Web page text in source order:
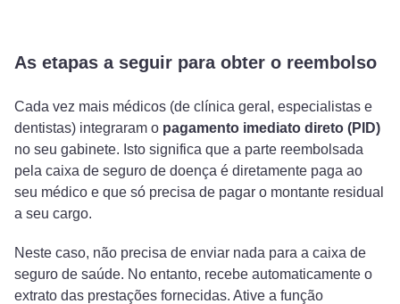
As etapas a seguir para obter o reembolso
Cada vez mais médicos (de clínica geral, especialistas e
dentistas) integraram o pagamento imediato direto (PID)
no seu gabinete. Isto significa que a parte reembolsada
pela caixa de seguro de doença é diretamente paga ao
seu médico e que só precisa de pagar o montante residual
a seu cargo.
Neste caso, não precisa de enviar nada para a caixa de
seguro de saúde. No entanto, recebe automaticamente o
extrato das prestações fornecidas. Ative a função